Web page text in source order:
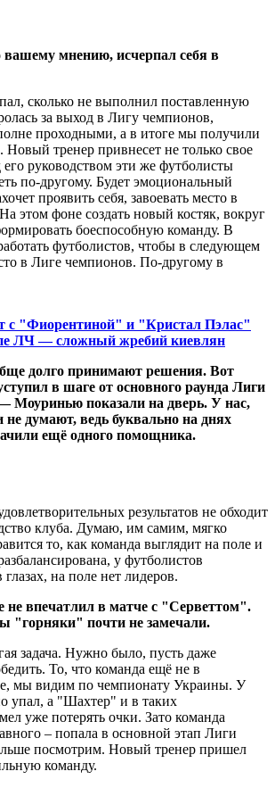
мнению, исчерпал себя в
сколько не выполнил поставленную
за выход в Лигу чемпионов,
проходными, а в итоге мы получили
тренер привнесет не только свое
руководством эти же футболисты
по-другому. Будет эмоциональный
проявить себя, завоевать место в
этом фоне создать новый костяк, вокруг
боеспособную команду. В
футболистов, чтобы в следующем
в Лиге чемпионов. По-другому в
с "Фиорентиной" и "Кристал Пэлас"
ЛЧ — сложный жребий киевлян
долго принимают решения. Вот
в шаге от основного раунда Лиги
Моуринью показали на дверь. У нас,
не думают, ведь буквально на днях
ещё одного помощника.
результатов не обходит
клуба. Думаю, им самим, мягко
то, как команда выглядит на поле и
у футболистов
глазах, на поле нет лидеров.
впечатлил в матче с "Серветтом".
"горняки" почти не замечали.
задача. Нужно было, пусть даже
То, что команда ещё не в
мы видим по чемпионату Украины. У
упал, а "Шахтер" и в таких
уже потерять очки. Зато команда
– попала в основной этап Лиги
посмотрим. Новый тренер пришел
команду.